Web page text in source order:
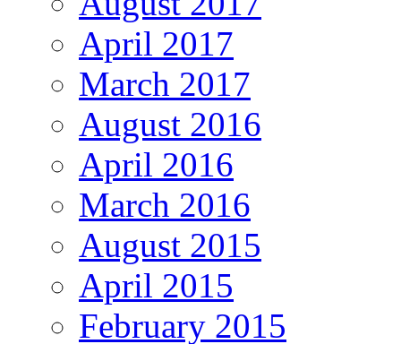
April 2017
March 2017
August 2016
April 2016
March 2016
August 2015
April 2015
February 2015